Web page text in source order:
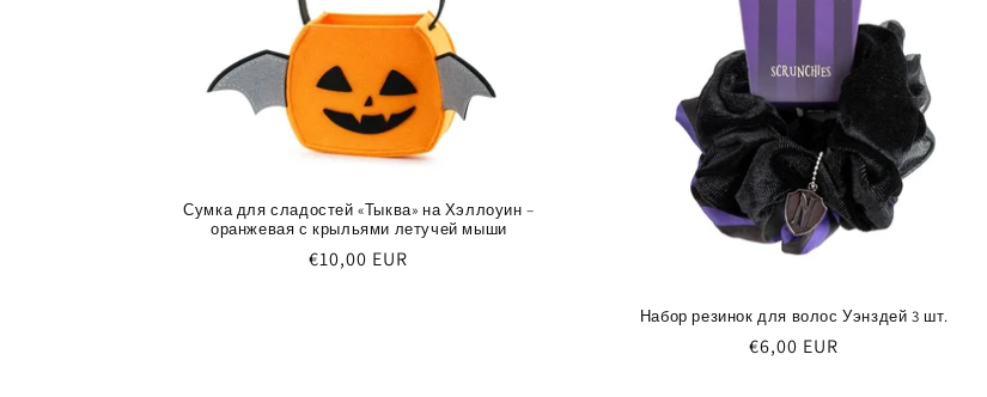
Сумка для сладостей «Тыква» на Хэллоуин –
оранжевая с крыльями летучей мыши
Обычная
€10,00 EUR
Набор резинок для волос Уэнздей 3 шт.
Обычная
€6,00 EUR